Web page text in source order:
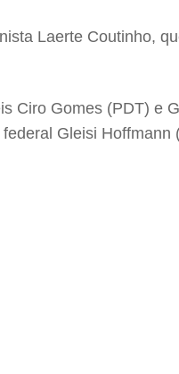
Laerte Coutinho,
Ciro Gomes (PDT) e
Gleisi Hoffmann